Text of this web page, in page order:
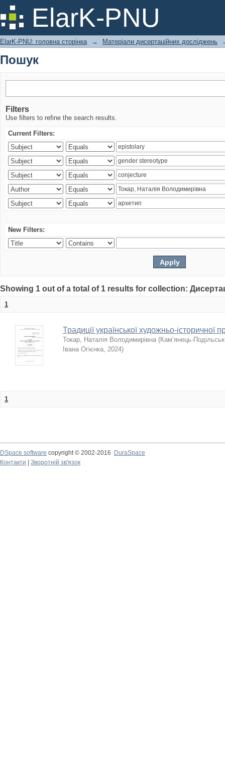
ElarK-PNU
Пошук
ElarK-PNU: головна сторінка → Матеріали дисертаційних досліджень
Пошук
Filters
Use filters to refine the search results.
Current Filters:
New Filters:
Showing 1 out of a total of 1 results for collection:
1
Традиції української художньо-історичної
Токар, Наталія Володимирівна (Кам’янець-
Івана Огієнка, 2024)
1
DSpace software copyright © 2002-2016
DuraSpace
Контакти
Зворотній зв'язок